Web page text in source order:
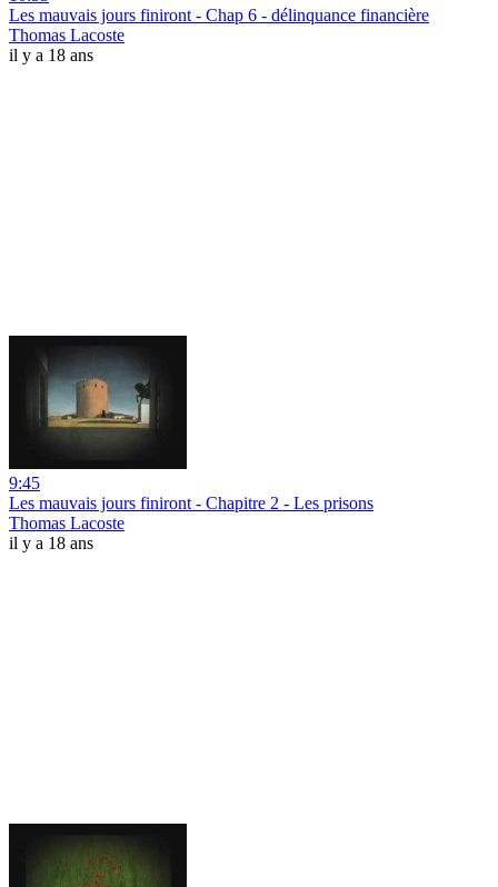
Les mauvais jours finiront - Chap 6 - délinquance financière
Thomas Lacoste
il y a 18 ans
9:45
Les mauvais jours finiront - Chapitre 2 - Les prisons
Thomas Lacoste
il y a 18 ans